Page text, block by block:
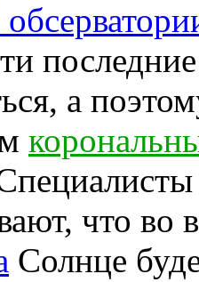
а
что во
Солнце